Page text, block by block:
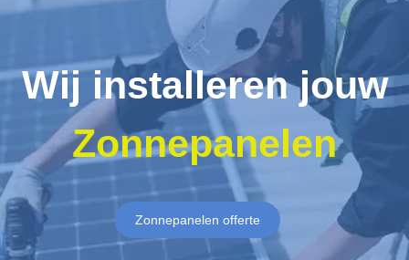
Wij installeren jouw
Zonnepanelen
Zonnepanelen offerte